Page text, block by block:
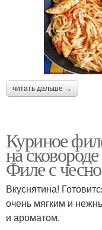
читать дальше →
Куриное
на
Филе с
Вкуснятина!
очень мягким и
и ароматом.